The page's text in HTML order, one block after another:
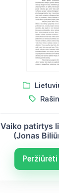
Vaiko patirtys
(Jonas
Peržiūrėti